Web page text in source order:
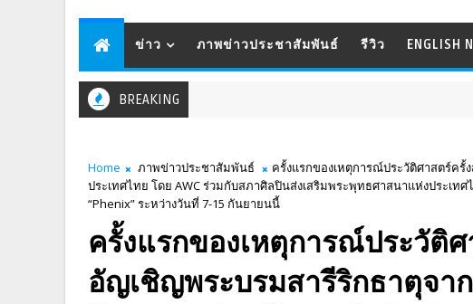
ข่าว ภาพข่าวประชาสัมพันธ์ รีวิว ENGLISH
BREAKING
Home ภาพข่าวประชาสัมพันธ์
ครั้งแรกของเหตุการณ์ประวัติศาสตร์ค
ประเทศไทย โดย AWC ร่วมกับสภาศิลปินส่งเสริมพระพุทธศาสนาแห่งประเ
“Phenix” ระหว่างวันที่ 7-15 กันยายนนี้
ครั้งแรกของเหตุการณ์ประวัติ
อัญเชิญพระบรมสารีริกธาตุจา